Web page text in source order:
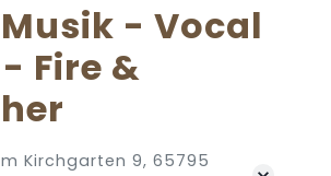
- Vocal
Fire &
Kirchgarten 9, 65795